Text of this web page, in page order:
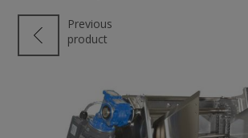
Previous
product